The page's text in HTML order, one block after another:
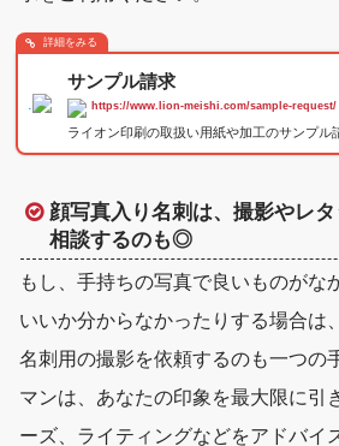
詳細をみる
サンプル請求
https://www.lion-meishi.com/sample-request/
ライオン印刷の取扱い用紙や加工のサンプル
顔写真入り名刺は、撮影やレ
相談するのも◎
もし、手持ちの写真で良いものがな
いいか分からなかったりする場合は、
名刺用の撮影を依頼するのも一つの
マンは、あなたの印象を最大限に引
ーズ、ライティングなどをアドバイ